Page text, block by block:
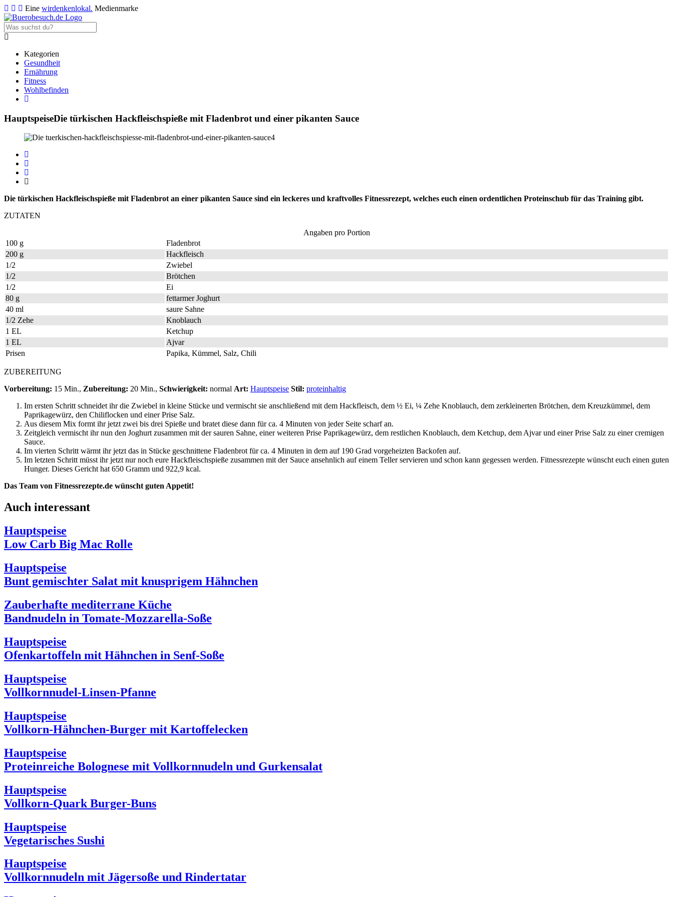
Eine wirdenkenlokal. Medienmarke
Kategorien
Gesundheit
Ernährung
Fitness
Wohlbefinden
HauptspeiseDie türkischen Hackfleischspieße mit Fladenbrot und einer pikanten Sauce
Die türkischen Hackfleischspieße mit Fladenbrot an einer pikanten Sauce sind ein leckeres und kraftvolles Fitnessrezept, welches euch einen ordentlichen Proteinschub für das Training gibt.
ZUTATEN
Angaben pro Portion
100 g
Fladenbrot
200 g
Hackfleisch
1/2
Zwiebel
1/2
Brötchen
1/2
Ei
80 g
fettarmer Joghurt
40 ml
saure Sahne
1/2 Zehe
Knoblauch
1 EL
Ketchup
1 EL
Ajvar
Prisen
Papika, Kümmel, Salz, Chili
ZUBEREITUNG
Vorbereitung: 15 Min., Zubereitung: 20 Min., Schwierigkeit: normal Art: Hauptspeise Stil: proteinhaltig
Im ersten Schritt schneidet ihr die Zwiebel in kleine Stücke und vermischt sie anschließend mit dem Hackfleisch, dem ½ Ei, ¼ Zehe Knoblauch, dem zerkleinerten Brötchen, dem Kreuzkümmel, dem
Paprikagewürz, den Chiliflocken und einer Prise Salz.
Aus diesem Mix formt ihr jetzt zwei bis drei Spieße und bratet diese dann für ca. 4 Minuten von jeder Seite scharf an.
Zeitgleich vermischt ihr nun den Joghurt zusammen mit der sauren Sahne, einer weiteren Prise Paprikagewürz, dem restlichen Knoblauch, dem Ketchup, dem Ajvar und einer Prise Salz zu einer cremigen
Sauce.
Im vierten Schritt wärmt ihr jetzt das in Stücke geschnittene Fladenbrot für ca. 4 Minuten in dem auf 190 Grad vorgeheizten Backofen auf.
Im letzten Schritt müsst ihr jetzt nur noch eure Hackfleischspieße zusammen mit der Sauce ansehnlich auf einem Teller servieren und schon kann gegessen werden. Fitnessrezepte wünscht euch einen guten
Hunger. Dieses Gericht hat 650 Gramm und 922,9 kcal.
Das Team von Fitnessrezepte.de wünscht guten Appetit!
Auch interessant
Hauptspeise
Low Carb Big Mac Rolle
Hauptspeise
Bunt gemischter Salat mit knusprigem Hähnchen
Zauberhafte mediterrane Küche
Bandnudeln in Tomate-Mozzarella-Soße
Hauptspeise
Ofenkartoffeln mit Hähnchen in Senf-Soße
Hauptspeise
Vollkornnudel-Linsen-Pfanne
Hauptspeise
Vollkorn-Hähnchen-Burger mit Kartoffelecken
Hauptspeise
Proteinreiche Bolognese mit Vollkornnudeln und Gurkensalat
Hauptspeise
Vollkorn-Quark Burger-Buns
Hauptspeise
Vegetarisches Sushi
Hauptspeise
Vollkornnudeln mit Jägersoße und Rindertatar